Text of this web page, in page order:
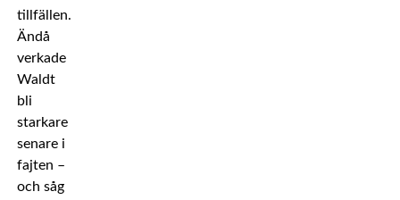
tillfällen.
Ändå
verkade
Waldt
bli
starkare
senare i
fajten –
och såg